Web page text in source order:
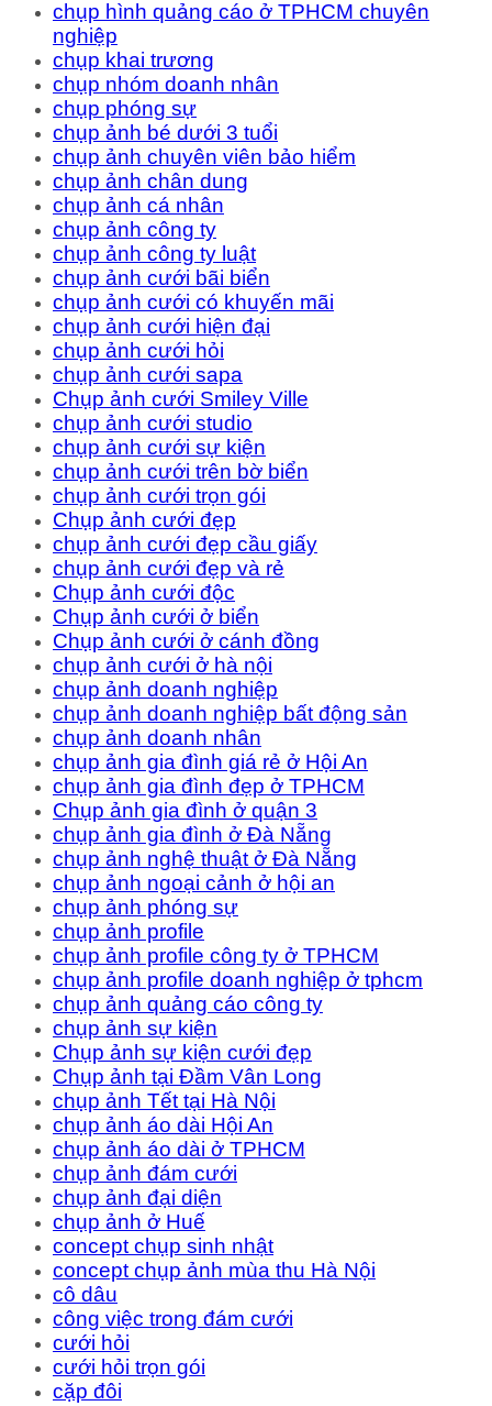
chụp hình quảng cáo ở TPHCM chuyên
nghiệp
chụp khai trương
chụp nhóm doanh nhân
chụp phóng sự
chụp ảnh bé dưới 3 tuổi
chụp ảnh chuyên viên bảo hiểm
chụp ảnh chân dung
chụp ảnh cá nhân
chụp ảnh công ty
chụp ảnh công ty luật
chụp ảnh cưới bãi biển
chụp ảnh cưới có khuyến mãi
chụp ảnh cưới hiện đại
chụp ảnh cưới hỏi
chụp ảnh cưới sapa
Chụp ảnh cưới Smiley Ville
chụp ảnh cưới studio
chụp ảnh cưới sự kiện
chụp ảnh cưới trên bờ biển
chụp ảnh cưới trọn gói
Chụp ảnh cưới đẹp
chụp ảnh cưới đẹp cầu giấy
chụp ảnh cưới đẹp và rẻ
Chụp ảnh cưới độc
Chụp ảnh cưới ở biển
Chụp ảnh cưới ở cánh đồng
chụp ảnh cưới ở hà nội
chụp ảnh doanh nghiệp
chụp ảnh doanh nghiệp bất động sản
chụp ảnh doanh nhân
chụp ảnh gia đình giá rẻ ở Hội An
chụp ảnh gia đình đẹp ở TPHCM
Chụp ảnh gia đình ở quận 3
chụp ảnh gia đình ở Đà Nẵng
chụp ảnh nghệ thuật ở Đà Nẵng
chụp ảnh ngoại cảnh ở hội an
chụp ảnh phóng sự
chụp ảnh profile
chụp ảnh profile công ty ở TPHCM
chụp ảnh profile doanh nghiệp ở tphcm
chụp ảnh quảng cáo công ty
chụp ảnh sự kiện
Chụp ảnh sự kiện cưới đẹp
Chụp ảnh tại Đầm Vân Long
chụp ảnh Tết tại Hà Nội
chụp ảnh áo dài Hội An
chụp ảnh áo dài ở TPHCM
chụp ảnh đám cưới
chụp ảnh đại diện
chụp ảnh ở Huế
concept chụp sinh nhật
concept chụp ảnh mùa thu Hà Nội
cô dâu
công việc trong đám cưới
cưới hỏi
cưới hỏi trọn gói
cặp đôi